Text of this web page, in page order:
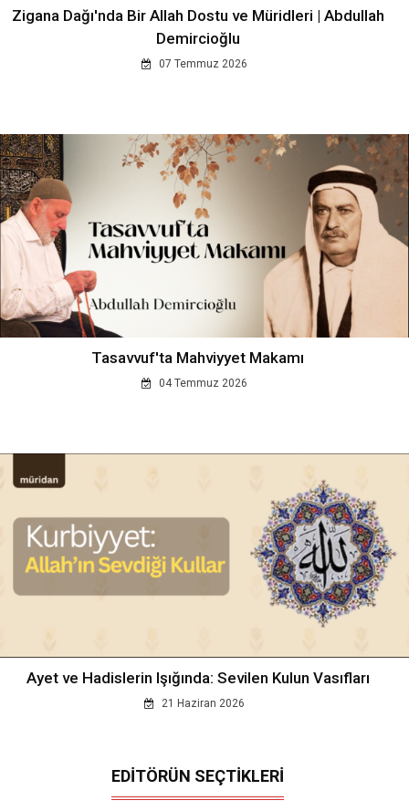
Zigana Dağı'nda Bir Allah Dostu ve Müridleri | Abdullah
Demircioğlu
07 Temmuz 2026
Tasavvuf'ta Mahviyyet Makamı
04 Temmuz 2026
Ayet ve Hadislerin Işığında: Sevilen Kulun Vasıfları
21 Haziran 2026
EDİTÖRÜN SEÇTİKLERİ